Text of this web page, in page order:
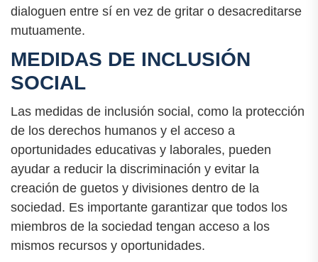
dialoguen entre sí en vez de gritar o desacreditarse
mutuamente.
MEDIDAS DE INCLUSIÓN
SOCIAL
Las medidas de inclusión social, como la protección
de los derechos humanos y el acceso a
oportunidades educativas y laborales, pueden
ayudar a reducir la discriminación y evitar la
creación de guetos y divisiones dentro de la
sociedad. Es importante garantizar que todos los
miembros de la sociedad tengan acceso a los
mismos recursos y oportunidades.